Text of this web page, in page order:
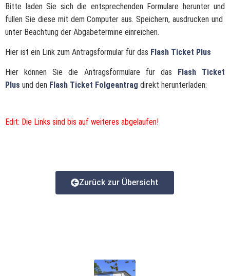
Bitte laden Sie sich die entsprechenden Formulare herunter und
füllen Sie diese mit dem Computer aus. Speichern, ausdrucken und
unter Beachtung der Abgabetermine einreichen.
Hier ist ein Link zum Antragsformular für das Flash Ticket Plus
Hier können Sie die Antragsformulare für das Flash Ticket
Plus und den Flash Ticket Folgeantrag direkt herunterladen:
Edit: Die Links sind bis auf weiteres abgelaufen!
Zurück zur Übersicht